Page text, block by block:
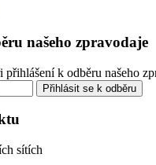
našeho zpravodaje
k odběru našeho
Přihlásit se k odběru
sítích